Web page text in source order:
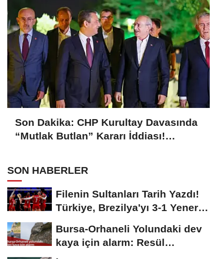
Son Dakika: CHP Kurultay Davasında
“Mutlak Butlan” Kararı İddiası!
SON HABERLER
Filenin Sultanları Tarih Yazdı!
Türkiye, Brezilya'yı 3-1 Yenerek
Bursa-Orhaneli Yolundaki dev
kaya için alarm: Resül
Kaplan'dan yetkililere...